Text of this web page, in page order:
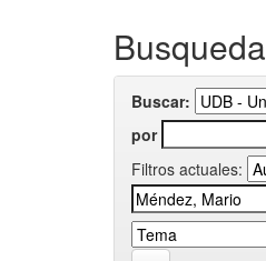
Busqueda
Buscar:
por
Filtros actuales: